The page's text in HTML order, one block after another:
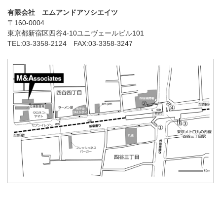
有限会社 エムアンドアソシエイツ
〒160-0004
東京都新宿区四谷4-10ユニヴェールビル101
TEL:03-3358-2124 FAX:03-3358-3247